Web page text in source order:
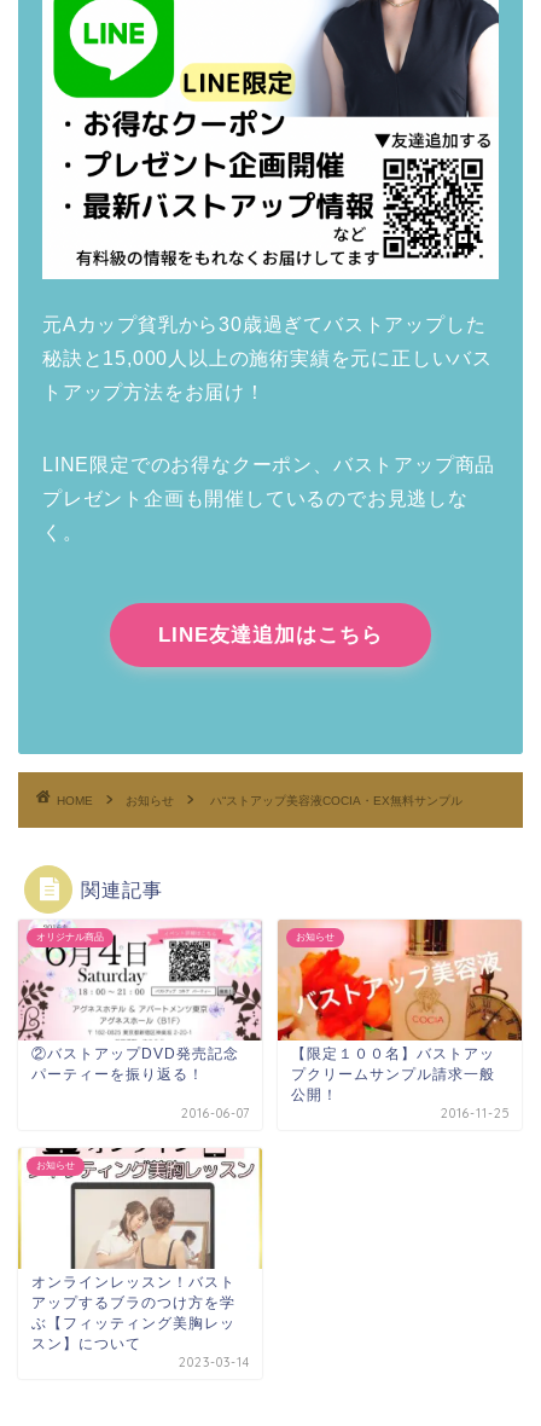
元Aカップ貧乳から30歳過ぎてバストアップした
秘訣と15,000人以上の施術実績を元に正しいバス
トアップ方法をお届け！
LINE限定でのお得なクーポン、バストアップ商品
プレゼント企画も開催しているのでお見逃しな
く。
LINE友達追加はこちら
HOME お知らせ ハ“ストアップ美容液COCIA・EX無料サンプル
関連記事
オリジナル商品
②バストアップDVD発売記念
パーティーを振り返る！
2016-06-07
お知らせ
【限定１００名】バストアッ
プクリームサンプル請求一般
公開！
2016-11-25
お知らせ
オンラインレッスン！バスト
アップするブラのつけ方を学
ぶ【フィッティング美胸レッ
スン】について
2023-03-14